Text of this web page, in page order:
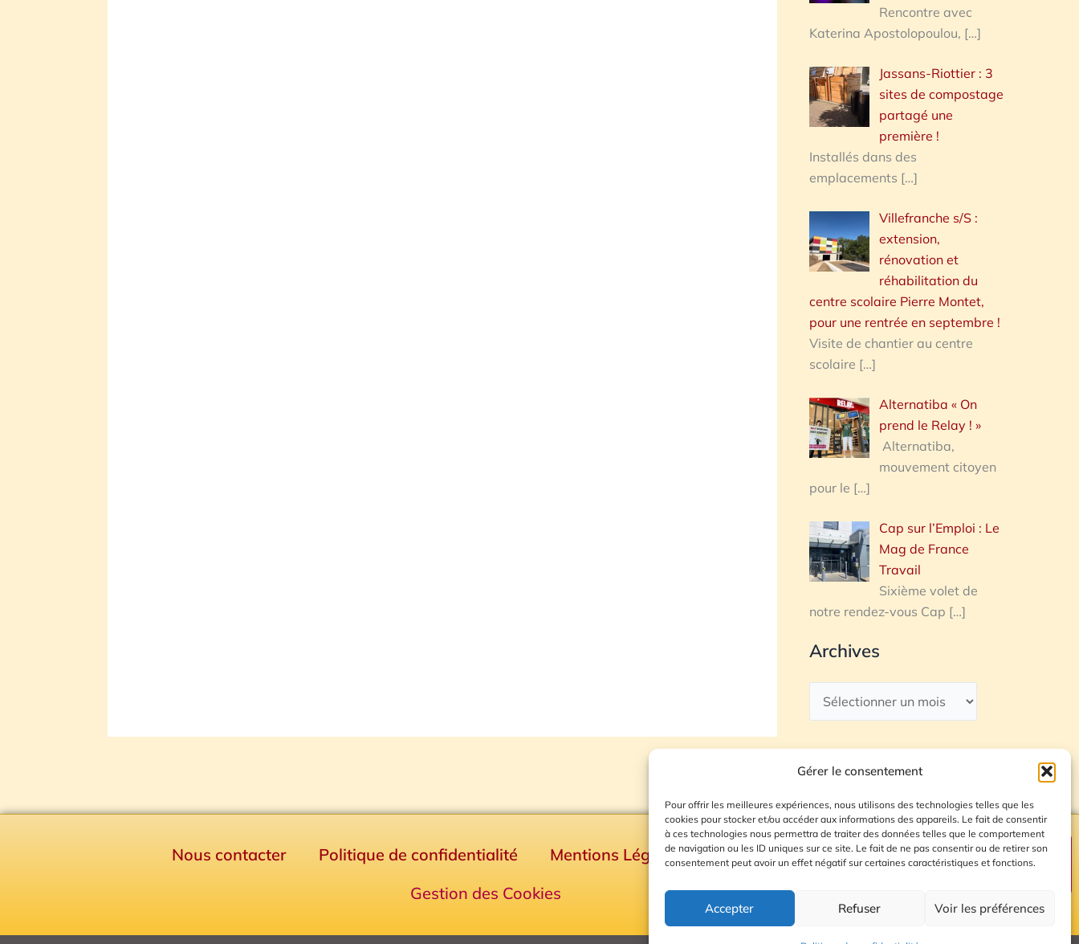
Gérer le consentement
Pour offrir les meilleures expériences, nous utilisons des technologies telles que les
cookies pour stocker et/ou accéder aux informations des appareils. Le fait de consentir
à ces technologies nous permettra de traiter des données telles que le comportement
de navigation ou les ID uniques sur ce site. Le fait de ne pas consentir ou de retirer son
consentement peut avoir un effet négatif sur certaines caractéristiques et fonctions.
Accepter Refuser Voir les préférences
Rencontre avec
Katerina Apostolopoulou, […]
Jassans-Riottier : 3
sites de compostage
partagé une
première !
Installés dans des
emplacements […]
Villefranche s/S :
extension,
rénovation et
réhabilitation du
centre scolaire Pierre Montet,
pour une rentrée en septembre !
Visite de chantier au centre
scolaire […]
Alternatiba « On
prend le Relay ! »
Alternatiba,
mouvement citoyen
pour le […]
Cap sur l’Emploi : Le
Mag de France
Travail
Sixième volet de
notre rendez-vous Cap […]
Archives
Nous contacter Politique de confidentialité Mentions Légales
Plan du site
Gestion des Cookies